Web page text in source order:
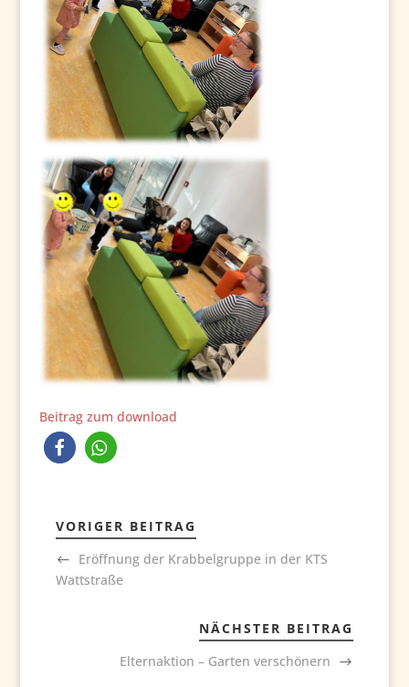
Beitrag zum download
VORIGER BEITRAG
Eröffnung der Krabbelgruppe in der KTS
Wattstraße
NÄCHSTER BEITRAG
Elternaktion – Garten verschönern